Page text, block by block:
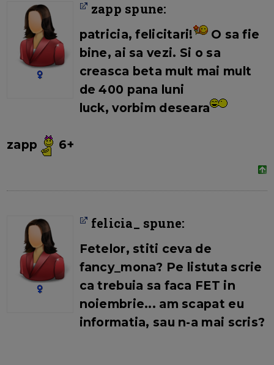
zapp spune:
patricia, felicitari!
O sa fie
bine, ai sa vezi. Si o sa
creasca beta mult mai mult
de 400 pana luni
luck, vorbim deseara
zapp 6+
felicia_ spune:
Fetelor, stiti ceva de
fancy_mona? Pe listuta scrie
ca trebuia sa faca FET in
noiembrie... am scapat eu
informatia, sau n-a mai scris?